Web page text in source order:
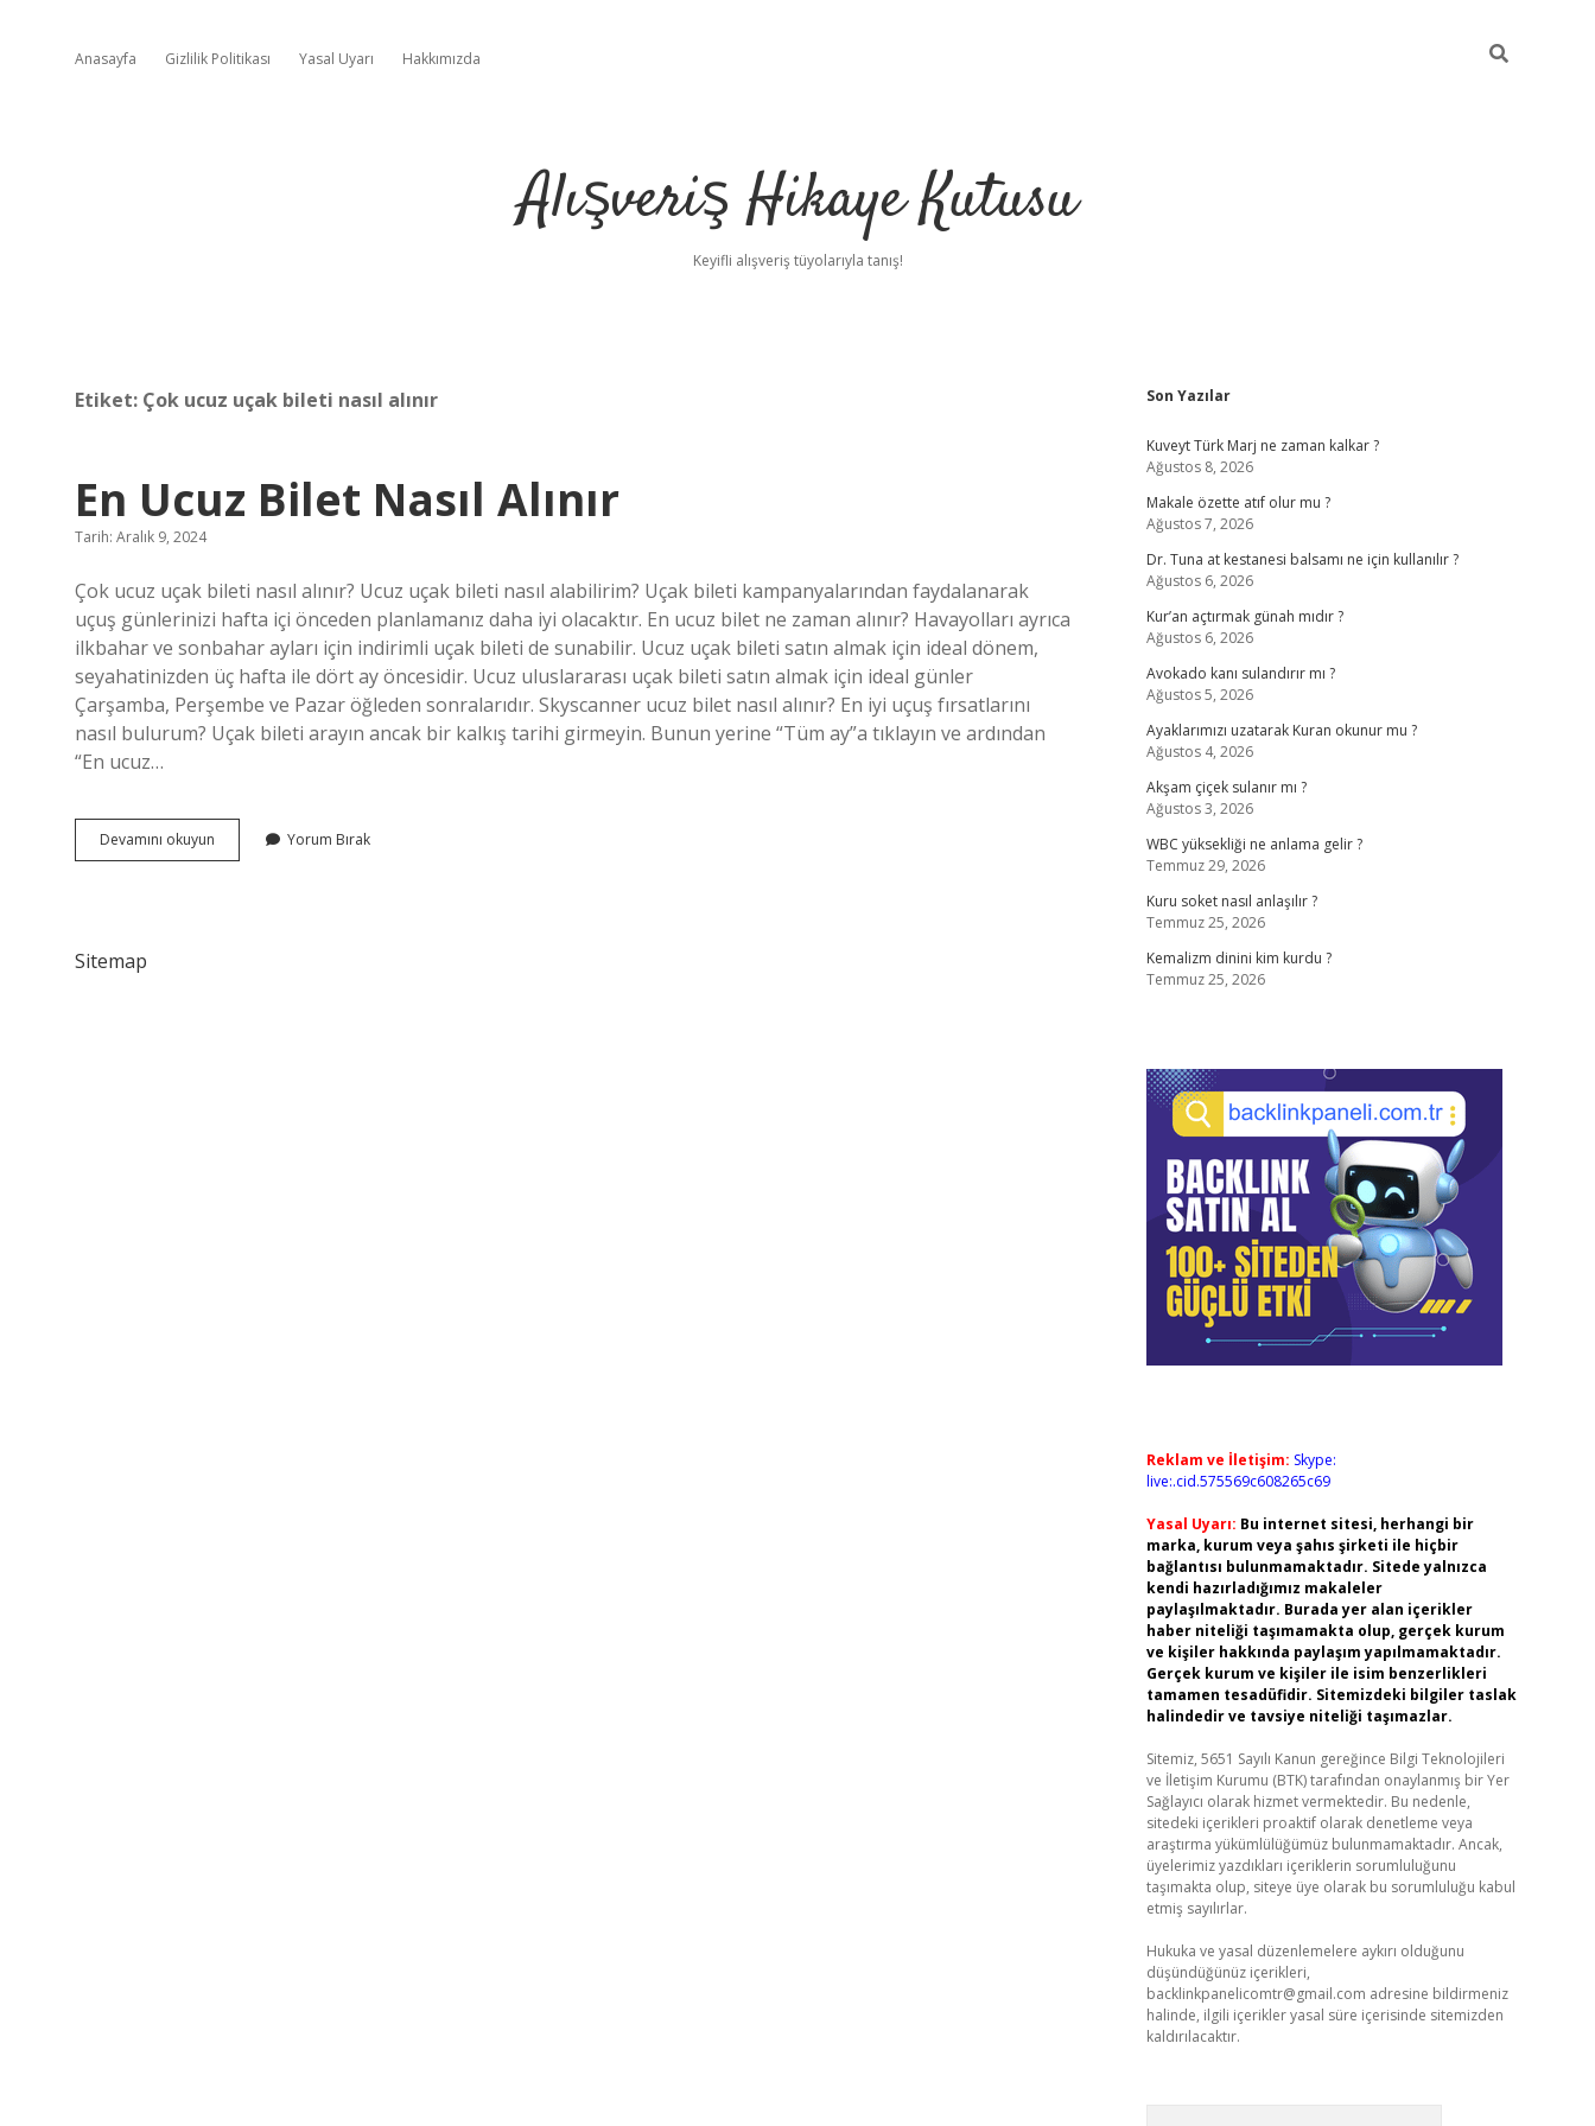
Anasayfa Gizlilik Politikası Yasal Uyarı Hakkımızda
Alışveriş Hikaye Kutusu
Keyifli alışveriş tüyolarıyla tanış!
Etiket: Çok ucuz uçak bileti nasıl alınır
En Ucuz Bilet Nasıl Alınır
Tarih: Aralık 9, 2024
Çok ucuz uçak bileti nasıl alınır? Ucuz uçak bileti nasıl alabilirim? Uçak bileti kampanyalarından faydalanarak
uçuş günlerinizi hafta içi önceden planlamanız daha iyi olacaktır. En ucuz bilet ne zaman alınır? Havayolları ayrıca
ilkbahar ve sonbahar ayları için indirimli uçak bileti de sunabilir. Ucuz uçak bileti satın almak için ideal dönem,
seyahatinizden üç hafta ile dört ay öncesidir. Ucuz uluslararası uçak bileti satın almak için ideal günler
Çarşamba, Perşembe ve Pazar öğleden sonralarıdır. Skyscanner ucuz bilet nasıl alınır? En iyi uçuş fırsatlarını
nasıl bulurum? Uçak bileti arayın ancak bir kalkış tarihi girmeyin. Bunun yerine “Tüm ay”a tıklayın ve ardından
“En ucuz…
Devamını okuyun
Ucuz
Yorum Bırak
Sitemap
Sidebar
Son Yazılar
Kuveyt Türk Marj ne zaman kalkar ?
Ağustos 8, 2026
Makale özette atıf olur mu ?
Ağustos 7, 2026
Dr. Tuna at kestanesi balsamı ne için kullanılır ?
Ağustos 6, 2026
Kur’an açtırmak günah mıdır ?
Ağustos 6, 2026
Avokado kanı sulandırır mı ?
Ağustos 5, 2026
Ayaklarımızı uzatarak Kuran okunur mu ?
Ağustos 4, 2026
Akşam çiçek sulanır mı ?
Ağustos 3, 2026
WBC yüksekliği ne anlama gelir ?
Temmuz 29, 2026
Kuru soket nasıl anlaşılır ?
Temmuz 25, 2026
Kemalizm dinini kim kurdu ?
Temmuz 25, 2026
Reklam ve İletişim: Skype:
live:.cid.575569c608265c69
Yasal Uyarı: Bu internet sitesi, herhangi bir
marka, kurum veya şahıs şirketi ile hiçbir
bağlantısı bulunmamaktadır. Sitede yalnızca
kendi hazırladığımız makaleler
paylaşılmaktadır. Burada yer alan içerikler
haber niteliği taşımamakta olup, gerçek kurum
ve kişiler hakkında paylaşım yapılmamaktadır.
Gerçek kurum ve kişiler ile isim benzerlikleri
tamamen tesadüfidir. Sitemizdeki bilgiler taslak
halindedir ve tavsiye niteliği taşımazlar.
Sitemiz, 5651 Sayılı Kanun gereğince Bilgi Teknolojileri
ve İletişim Kurumu (BTK) tarafından onaylanmış bir Yer
Sağlayıcı olarak hizmet vermektedir. Bu nedenle,
sitedeki içerikleri proaktif olarak denetleme veya
araştırma yükümlülüğümüz bulunmamaktadır. Ancak,
üyelerimiz yazdıkları içeriklerin sorumluluğunu
taşımakta olup, siteye üye olarak bu sorumluluğu kabul
etmiş sayılırlar.
Hukuka ve yasal düzenlemelere aykırı olduğunu
düşündüğünüz içerikleri,
backlinkpanelicomtr@gmail.com adresine bildirmeniz
halinde, ilgili içerikler yasal süre içerisinde sitemizden
kaldırılacaktır.